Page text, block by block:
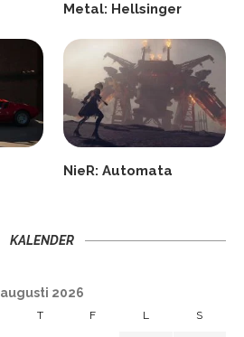
Metal: Hellsinger
NieR: Automata
KALENDER
augusti 2026
T F L S